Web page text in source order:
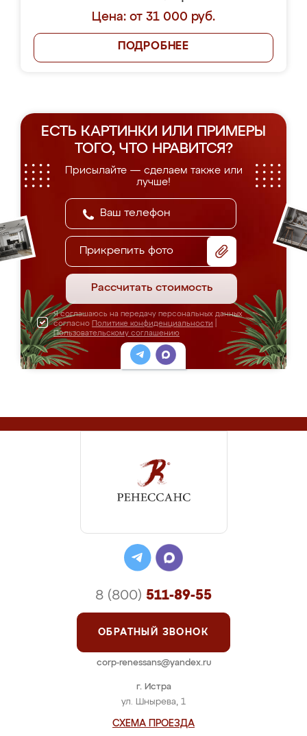
Цена: от 31 000 руб.
ПОДРОБНЕЕ
ЕСТЬ КАРТИНКИ ИЛИ ПРИМЕРЫ
ТОГО, ЧТО НРАВИТСЯ?
Присылайте — сделаем также или
лучше!
Прикрепить фото
Рассчитать стоимость
Я соглашаюсь на передачу персональных данных
согласно Политике конфиденциальности
Пользовательскому соглашению
г. Истра
ул. Шнырева, 1
СХЕМА ПРОЕЗДА
8 (800) 511-89-55
ОБРАТНЫЙ ЗВОНОК
corp-renessans@yandex.ru